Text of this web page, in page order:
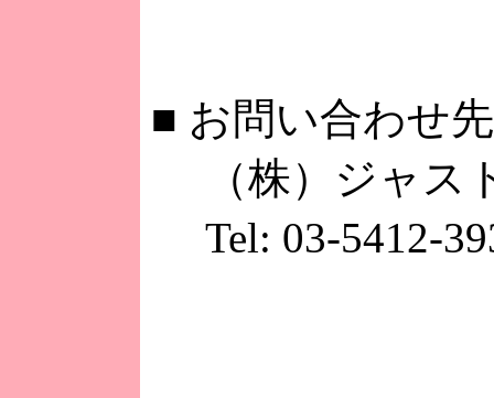
■ お問い合わせ先
（株）ジャス
Tel: 03-5412-